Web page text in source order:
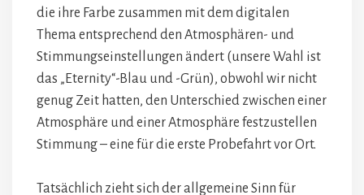
die ihre Farbe zusammen mit dem digitalen
Thema entsprechend den Atmosphären- und
Stimmungseinstellungen ändert (unsere Wahl ist
das „Eternity“-Blau und -Grün), obwohl wir nicht
genug Zeit hatten, den Unterschied zwischen einer
Atmosphäre und einer Atmosphäre festzustellen
Stimmung – eine für die erste Probefahrt vor Ort.
Tatsächlich zieht sich der allgemeine Sinn für